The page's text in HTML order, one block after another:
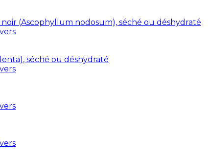
(Ascophyllum nodosum), séché ou déshydraté
séché ou déshydraté